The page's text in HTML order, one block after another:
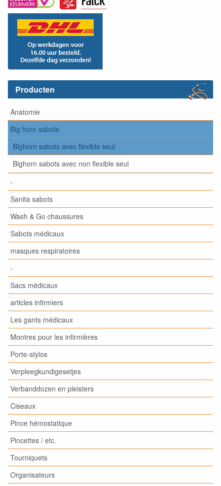
Producten
Anatomie
Big horn sabots
Bighorn sabots avec flexible seul
Bighorn sabots avec non flexible seul
-
Sanita sabots
Wash & Go chaussures
Sabots médicaux
masques respiratoires
-
Sacs médicaux
articles infirmiers
Les gants médicaux
Montres pour les infirmières
Porte-stylos
Verpleegkundigesetjes
Verbanddozen en pleisters
Ciseaux
Pince hémostatique
Pincettes / etc.
Tourniquets
Organisateurs